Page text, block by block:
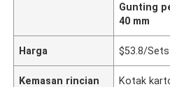
Gunting
40 mm
Harga $53.8/Sets
Kemasan rincian Kotak